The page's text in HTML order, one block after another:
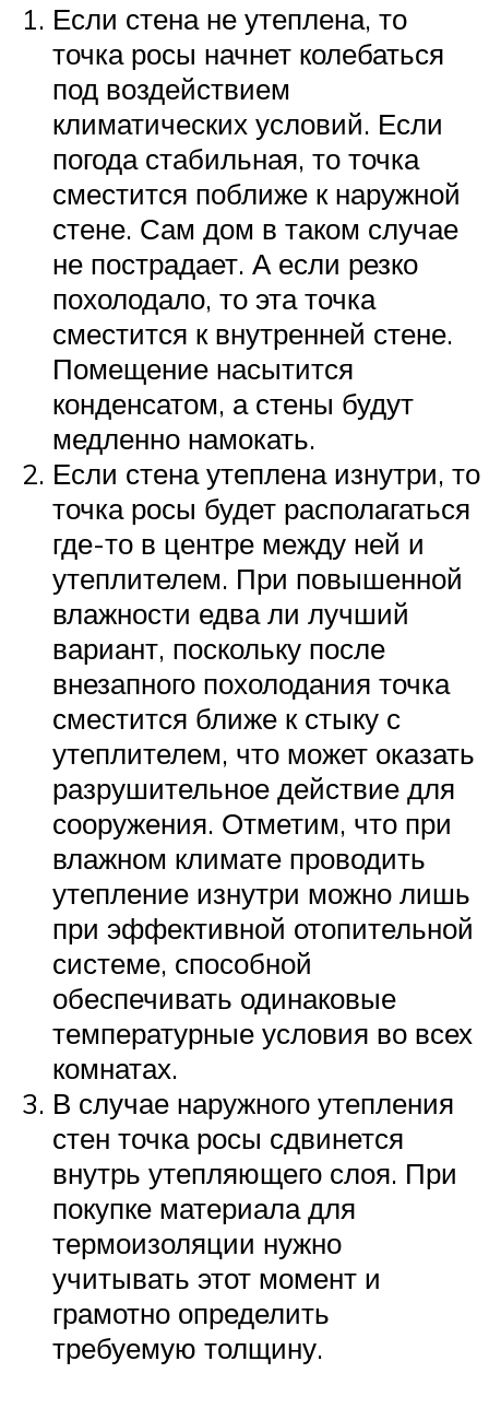
Если стена не утеплена, то
точка росы начнет колебаться
под воздействием
климатических условий. Если
погода стабильная, то точка
сместится поближе к наружной
стене. Сам дом в таком случае
не пострадает. А если резко
похолодало, то эта точка
сместится к внутренней стене.
Помещение насытится
конденсатом, а стены будут
медленно намокать.
Если стена утеплена изнутри, то
точка росы будет располагаться
где-то в центре между ней и
утеплителем. При повышенной
влажности едва ли лучший
вариант, поскольку после
внезапного похолодания точка
сместится ближе к стыку с
утеплителем, что может оказать
разрушительное действие для
сооружения. Отметим, что при
влажном климате проводить
утепление изнутри можно лишь
при эффективной отопительной
системе, способной
обеспечивать одинаковые
температурные условия во всех
комнатах.
В случае наружного утепления
стен точка росы сдвинется
внутрь утепляющего слоя. При
покупке материала для
термоизоляции нужно
учитывать этот момент и
грамотно определить
требуемую толщину.